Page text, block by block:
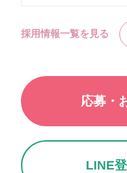
応募・
LINE
採用情報一覧を見る